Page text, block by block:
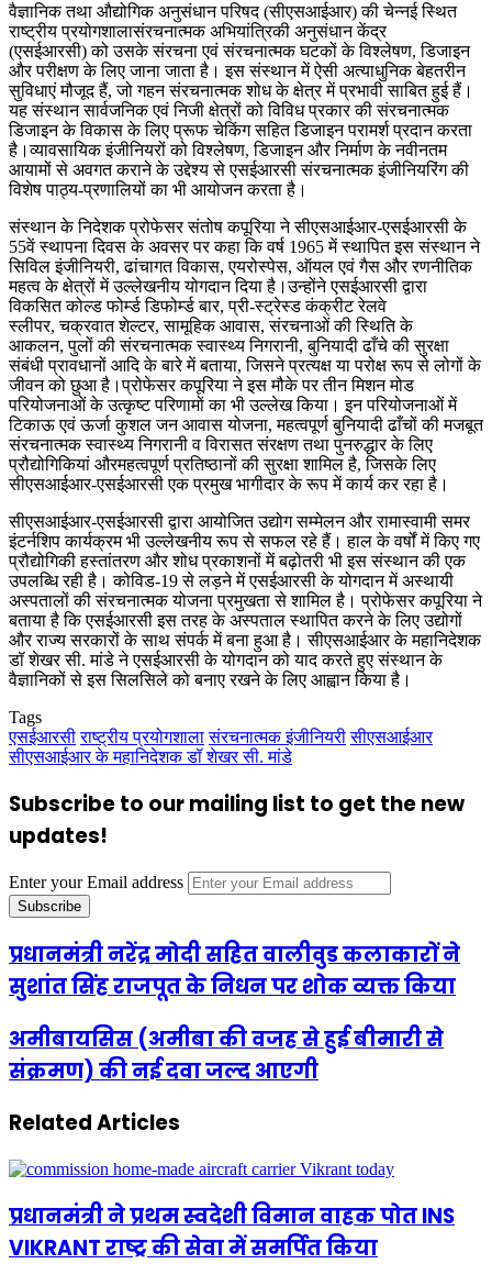
वैज्ञानिक तथा औद्योगिक अनुसंधान परिषद (सीएसआईआर) की चेन्नई स्थित
राष्ट्रीय प्रयोगशालासंरचनात्मक अभियांत्रिकी अनुसंधान केंद्र
(एसईआरसी)को उसके संरचना एवं संरचनात्मक घटकों के विश्लेषण, डिजाइन
और परीक्षण के लिए जाना जाता है। इस संस्थान में ऐसी अत्याधुनिक बेहतरीन
सुविधाएं मौजूद हैं, जो गहन संरचनात्मक शोध के क्षेत्र में प्रभावी साबित हुई हैं।
यह संस्थान सार्वजनिक एवं निजी क्षेत्रों को विविध प्रकार की संरचनात्मक
डिजाइन के विकास के लिए प्रूफ चेकिंग सहित डिजाइन परामर्श प्रदान करता
है।व्यावसायिक इंजीनियरों को विश्लेषण, डिजाइन और निर्माण के नवीनतम
आयामों से अवगत कराने के उद्देश्य से एसईआरसी संरचनात्मक इंजीनियरिंग की
विशेष पाठ्य-प्रणालियों का भी आयोजन करता है।
संस्थान के निदेशक प्रोफेसर संतोष कपूरिया ने सीएसआईआर-एसईआरसी के
55वें स्थापना दिवस के अवसर पर कहा कि वर्ष 1965 में स्थापित इस संस्थान ने
सिविल इंजीनियरी, ढांचागत विकास, एयरोस्पेस, ऑयल एवं गैस और रणनीतिक
महत्व के क्षेत्रों में उल्लेखनीय योगदान दिया है।उन्होंने एसईआरसी द्वारा
विकसित कोल्ड फोर्म्ड डिफोर्म्ड बार, प्री-स्ट्रेस्ड कंक्रीट रेलवे
स्लीपर, चक्रवात शेल्टर, सामूहिक आवास, संरचनाओं की स्थिति के
आकलन, पुलों की संरचनात्मक स्वास्थ्य निगरानी, बुनियादी ढाँचे की सुरक्षा
संबंधी प्रावधानों आदि के बारे में बताया, जिसने प्रत्यक्ष या परोक्ष रूप से लोगों के
जीवन को छुआ है।प्रोफेसर कपूरिया ने इस मौके पर तीन मिशन मोड
परियोजनाओं के उत्कृष्ट परिणामों का भी उल्लेख किया। इन परियोजनाओं में
टिकाऊ एवं ऊर्जा कुशल जन आवास योजना, महत्वपूर्ण बुनियादी ढाँचों की मजबूत
संरचनात्मक स्वास्थ्य निगरानी व विरासत संरक्षण तथा पुनरुद्धार के लिए
प्रौद्योगिकियां औरमहत्वपूर्ण प्रतिष्ठानों की सुरक्षा शामिल है, जिसके लिए
सीएसआईआर-एसईआरसी एक प्रमुख भागीदार के रूप में कार्य कर रहा है।
सीएसआईआर-एसईआरसी द्वारा आयोजित उद्योग सम्मेलन और रामास्वामी समर
इंटर्नशिप कार्यक्रम भी उल्लेखनीय रूप से सफल रहे हैं। हाल के वर्षों में किए गए
प्रौद्योगिकी हस्तांतरण और शोध प्रकाशनों में बढ़ोतरी भी इस संस्थान की एक
उपलब्धि रही है। कोविड-19 से लड़ने में एसईआरसी के योगदान में अस्थायी
अस्पतालों की संरचनात्मक योजना प्रमुखता से शामिल है। प्रोफेसर कपूरिया ने
बताया है कि एसईआरसी इस तरह के अस्पताल स्थापित करने के लिए उद्योगों
और राज्य सरकारों के साथ संपर्क में बना हुआ है। सीएसआईआर के महानिदेशक
डॉ शेखर सी. मांडे ने एसईआरसी के योगदान को याद करते हुए संस्थान के
वैज्ञानिकों से इस सिलसिले को बनाए रखने के लिए आह्वान किया है।
Tags
एसईआरसी राष्ट्रीय प्रयोगशाला संरचनात्मक इंजीनियरी सीएसआईआर
सीएसआईआर के महानिदेशक डॉ शेखर सी. मांडे
Subscribe to our mailing list to get the new
updates!
Enter your Email address
प्रधानमंत्री नरेंद्र मोदी सहित वालीवुड कलाकारों ने
सुशांत सिंह राजपूत के निधन पर शोक व्यक्त किया
अमीबायसिस (अमीबा की वजह से हुई बीमारी से
संक्रमण) की नई दवा जल्द आएगी
Related Articles
प्रधानमंत्री ने प्रथम स्वदेशी विमान वाहक पोत INS
VIKRANT राष्ट्र की सेवा में समर्पित किया